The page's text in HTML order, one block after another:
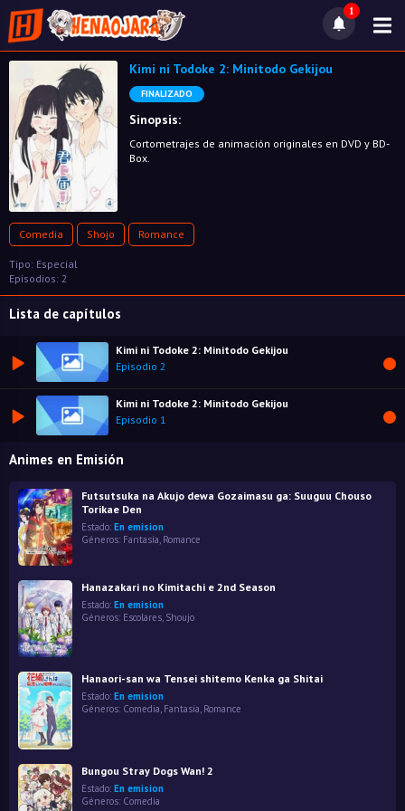
1
Kimi ni Todoke 2: Minitodo Gekijou
FINALIZADO
Sinopsis:
Cortometrajes de animación originales en DVD y BD-
Box.
Comedia Shojo Romance
Tipo: Especial
Episodios: 2
Lista de capítulos
Kimi ni Todoke 2: Minitodo Gekijou
Episodio 2
Kimi ni Todoke 2: Minitodo Gekijou
Episodio 1
Animes en Emisión
Futsutsuka na Akujo dewa Gozaimasu ga: Suuguu Chouso
Torikae Den
Estado: En emision
Géneros: Fantasía Romance
Hanazakari no Kimitachi e 2nd Season
Estado: En emision
Géneros: Escolares, Shoujo
Hanaori-san wa Tensei shitemo Kenka ga Shitai
Estado: En emision
Géneros: Comedia, Fantasía, Romance
Bungou Stray Dogs Wan! 2
Estado: En emision
Géneros: Comedia